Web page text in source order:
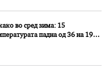
во сред зима: 15
падна од 36 на 19